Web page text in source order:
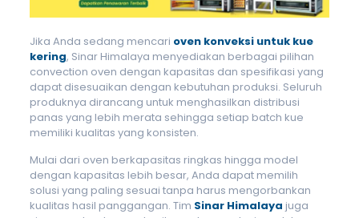
Jika Anda sedang mencari oven konveksi untuk kue
kering, Sinar Himalaya menyediakan berbagai pilihan
convection oven dengan kapasitas dan spesifikasi yang
dapat disesuaikan dengan kebutuhan produksi. Seluruh
produknya dirancang untuk menghasilkan distribusi
panas yang lebih merata sehingga setiap batch kue
memiliki kualitas yang konsisten.
Mulai dari oven berkapasitas ringkas hingga model
dengan kapasitas lebih besar, Anda dapat memilih
solusi yang paling sesuai tanpa harus mengorbankan
kualitas hasil panggangan. Tim Sinar Himalaya juga